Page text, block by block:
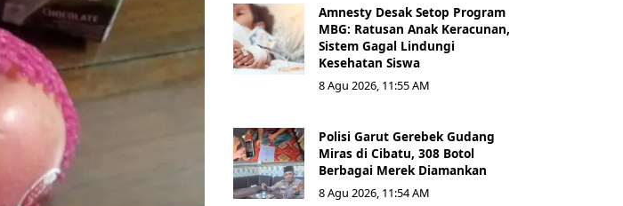
Amnesty Desak Setop Program
MBG: Ratusan Anak Keracunan,
Sistem Gagal Lindungi
Kesehatan Siswa
8 Agu 2026, 11:55 AM
Polisi Garut Gerebek Gudang
Miras di Cibatu, 308 Botol
Berbagai Merek Diamankan
8 Agu 2026, 11:54 AM